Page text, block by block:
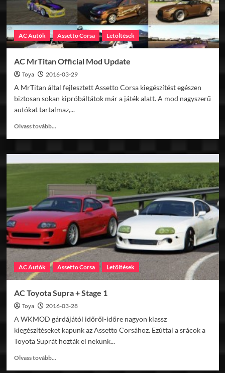
AC Autók Assetto Corsa Letöltések
AC MrTitan Official Mod Update
Toya 2016-03-29
A MrTitan által fejlesztett Assetto Corsa kiegészítést egészen
biztosan sokan kipróbáltátok már a játék alatt. A mod nagyszerű
autókat tartalmaz,...
Olvass tovább...
AC
MrTitan
Update
AC Autók Assetto Corsa Letöltések
AC Toyota Supra + Stage 1
Toya 2016-03-28
A WKMOD gárdájától időről-időre nagyon klassz
kiegészítéseket kapunk az Assetto Corsához. Ezúttal a srácok a
Toyota Suprát hozták el nekünk...
Olvass tovább...